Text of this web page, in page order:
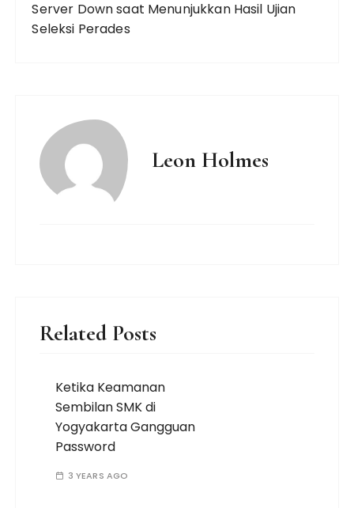
Server Down saat Menunjukkan Hasil Ujian
Seleksi Perades
Leon Holmes
Related Posts
Ketika Keamanan
Sembilan SMK di
Yogyakarta Gangguan
Password
3 YEARS AGO